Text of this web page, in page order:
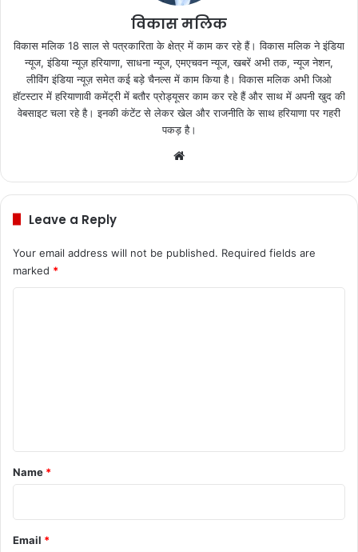
विकास मलिक
विकास मलिक 18 साल से पत्रकारिता के क्षेत्र में काम कर रहे हैं। विकास मलिक ने इंडिया
न्यूज, इंडिया न्यूज़ हरियाणा, साधना न्यूज, एमएचवन न्यूज, खबरें अभी तक, न्यूज नेशन,
लीविंग इंडिया न्यूज़ समेत कई बड़े चैनल्स में काम किया है। विकास मलिक अभी जिओ
हॉटस्टार में हरियाणावी कमेंट्री में बतौर प्रोड्यूसर काम कर रहे हैं और साथ में अपनी खुद की
वेबसाइट चला रहे है। इनकी कंटेंट से लेकर खेल और राजनीति के साथ हरियाणा पर गहरी
पकड़ है।
te
Leave a Reply
Your email address will not be published. Required fields are
marked *
*
Name *
Email *